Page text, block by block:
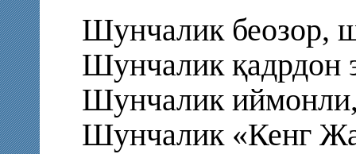
Шунчалик беозор,
Шунчалик қадрдон
Шунчалик
Шунчалик «Кенг